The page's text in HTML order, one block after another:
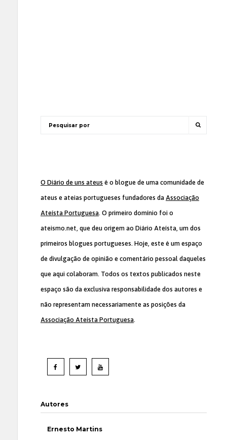
O Diário de uns ateus é o blogue de uma comunidade de
ateus e ateias portugueses fundadores da Associação
Ateísta Portuguesa. O primeiro domínio foi o
ateismo.net, que deu origem ao Diário Ateísta, um dos
primeiros blogues portugueses. Hoje, este é um espaço
de divulgação de opinião e comentário pessoal daqueles
que aqui colaboram. Todos os textos publicados neste
espaço são da exclusiva responsabilidade dos autores e
não representam necessariamente as posições da
Associação Ateísta Portuguesa.
Autores
Ernesto Martins